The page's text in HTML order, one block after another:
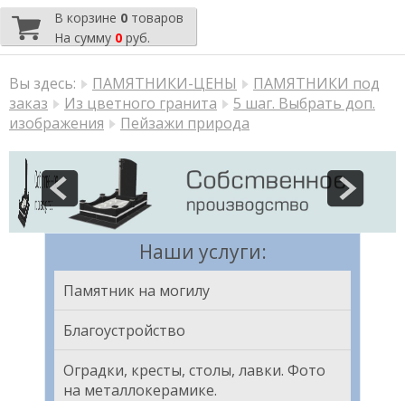
В корзине 0 товаров
На сумму 0 руб.
Вы здесь: ПАМЯТНИКИ-ЦЕНЫ
ПАМЯТНИКИ под
заказ
Из цветного гранита
5 шаг. Выбрать доп.
изображения
Пейзажи природа
Наши услуги:
Памятник на могилу
Благоустройство
Оградки, кресты, столы, лавки. Фото
на металлокерамике.